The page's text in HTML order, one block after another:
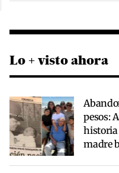
Lo + visto ahora
pesos:
historia
madre